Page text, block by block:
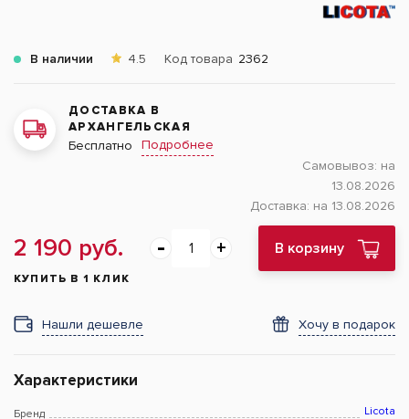
В наличии 4.5 Код товара 2362
ДОСТАВКА В
АРХАНГЕЛЬСКАЯ
Бесплатно
Подробнее
Самовывоз: на
13.08.2026
Доставка: на 13.08.2026
2 190 руб. В корзину
КУПИТЬ В 1 КЛИК
Нашли дешевле Хочу в подарок
Характеристики
Бренд Licota